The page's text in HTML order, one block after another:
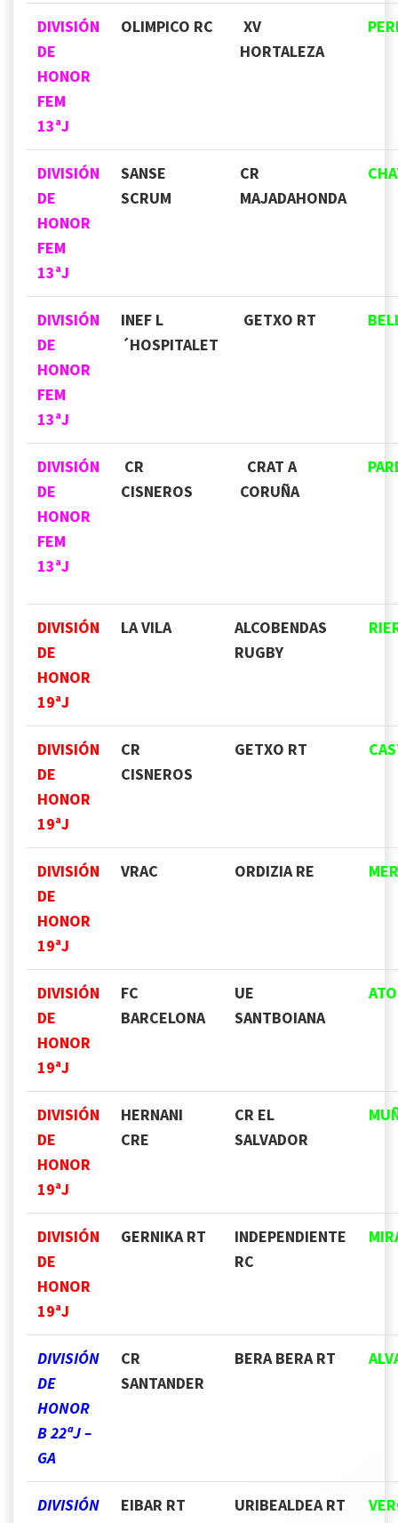
DIVISIÓN
DE
HONOR
FEM
13ªJ
OLIMPICO RC
XV
HORTALEZA
DIVISIÓN
DE
HONOR
FEM
13ªJ
SANSE
SCRUM
CR
MAJADAHONDA
DIVISIÓN
DE
HONOR
FEM
13ªJ
INEF L
´HOSPITALET
GETXO RT
DIVISIÓN
DE
HONOR
FEM
13ªJ
CR
CISNEROS
CRAT A
CORUÑA
DIVISIÓN
DE
HONOR
19ªJ
LA VILA
ALCOBENDAS
RUGBY
DIVISIÓN
DE
HONOR
19ªJ
CR
CISNEROS
GETXO RT
DIVISIÓN
DE
HONOR
19ªJ
VRAC ORDIZIA RE
DIVISIÓN
DE
HONOR
19ªJ
FC
BARCELONA
UE
SANTBOIANA
DIVISIÓN
DE
HONOR
19ªJ
HERNANI
CRE
CR EL
SALVADOR
DIVISIÓN
DE
HONOR
19ªJ
GERNIKA RT
INDEPENDIENTE
RC
DIVISIÓN
DE
HONOR
B 22ªJ –
GA
CR
SANTANDER
BERA BERA RT
DIVISIÓN
EIBAR RT URIBEALDEA RT